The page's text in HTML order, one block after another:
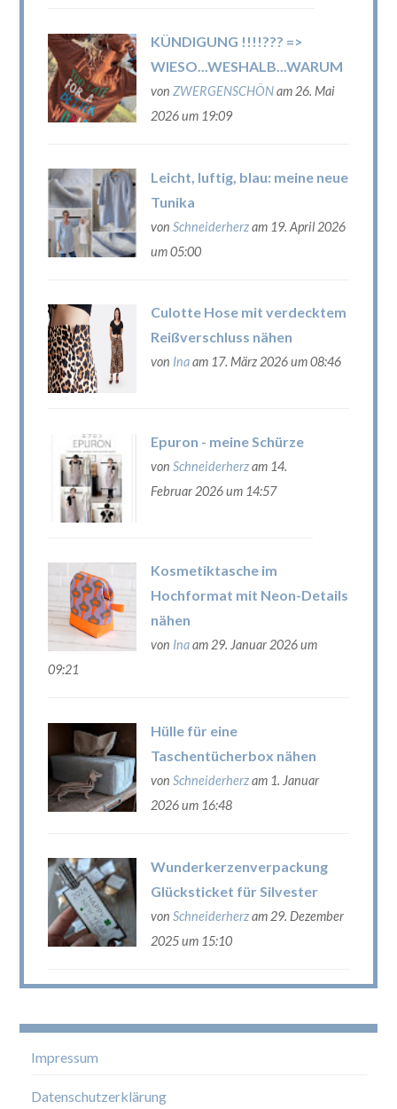
KÜNDIGUNG !!!!??? =>
WIESO...WESHALB...WARUM
von ZWERGENSCHÖNam 26. Mai
2026 um 19:09
Leicht, luftig, blau: meine neue
Tunika
von Schneiderherzam 19. April 2026
um 05:00
Culotte Hose mit verdecktem
Reißverschluss nähen
von Inaam 17. März 2026 um 08:46
Epuron - meine Schürze
von Schneiderherzam 14.
Februar 2026 um 14:57
Kosmetiktasche im
Hochformat mit Neon-Details
nähen
von Inaam 29. Januar 2026 um
09:21
Hülle für eine
Taschentücherbox nähen
von Schneiderherzam 1. Januar
2026 um 16:48
Wunderkerzenverpackung
Glücksticket für Silvester
von Schneiderherzam 29. Dezember
2025 um 15:10
Impressum
Datenschutzerklärung